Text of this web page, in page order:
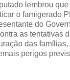
lembrou
o famigerado
do
as tentativas
das
perigos